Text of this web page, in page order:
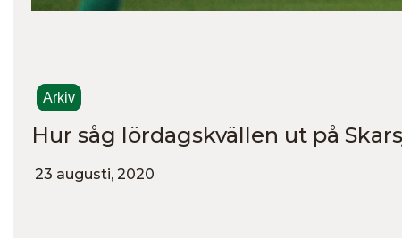
Arkiv
Hur såg lördagskvällen ut på
23 augusti, 2020